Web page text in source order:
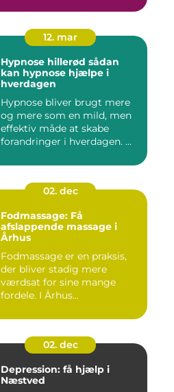
12. mar
Hypnose hillerød sådan
kan hypnose hjælpe i
hverdagen
Hypnose bliver brugt mere
og mere som en mild, men
effektiv måde at skabe
forandringer i hverdagen. ...
02. dec
Fodmassage: Få
afslappende massage i
Århus
Fodmassage er en praksis,
der bliver stadig mere
værdsat for sine mange
fordele. I Århus...
02. dec
Depression: få hjælp i
Næstved